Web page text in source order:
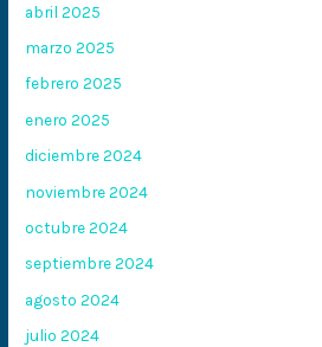
abril 2025
marzo 2025
febrero 2025
enero 2025
diciembre 2024
noviembre 2024
octubre 2024
septiembre 2024
agosto 2024
julio 2024